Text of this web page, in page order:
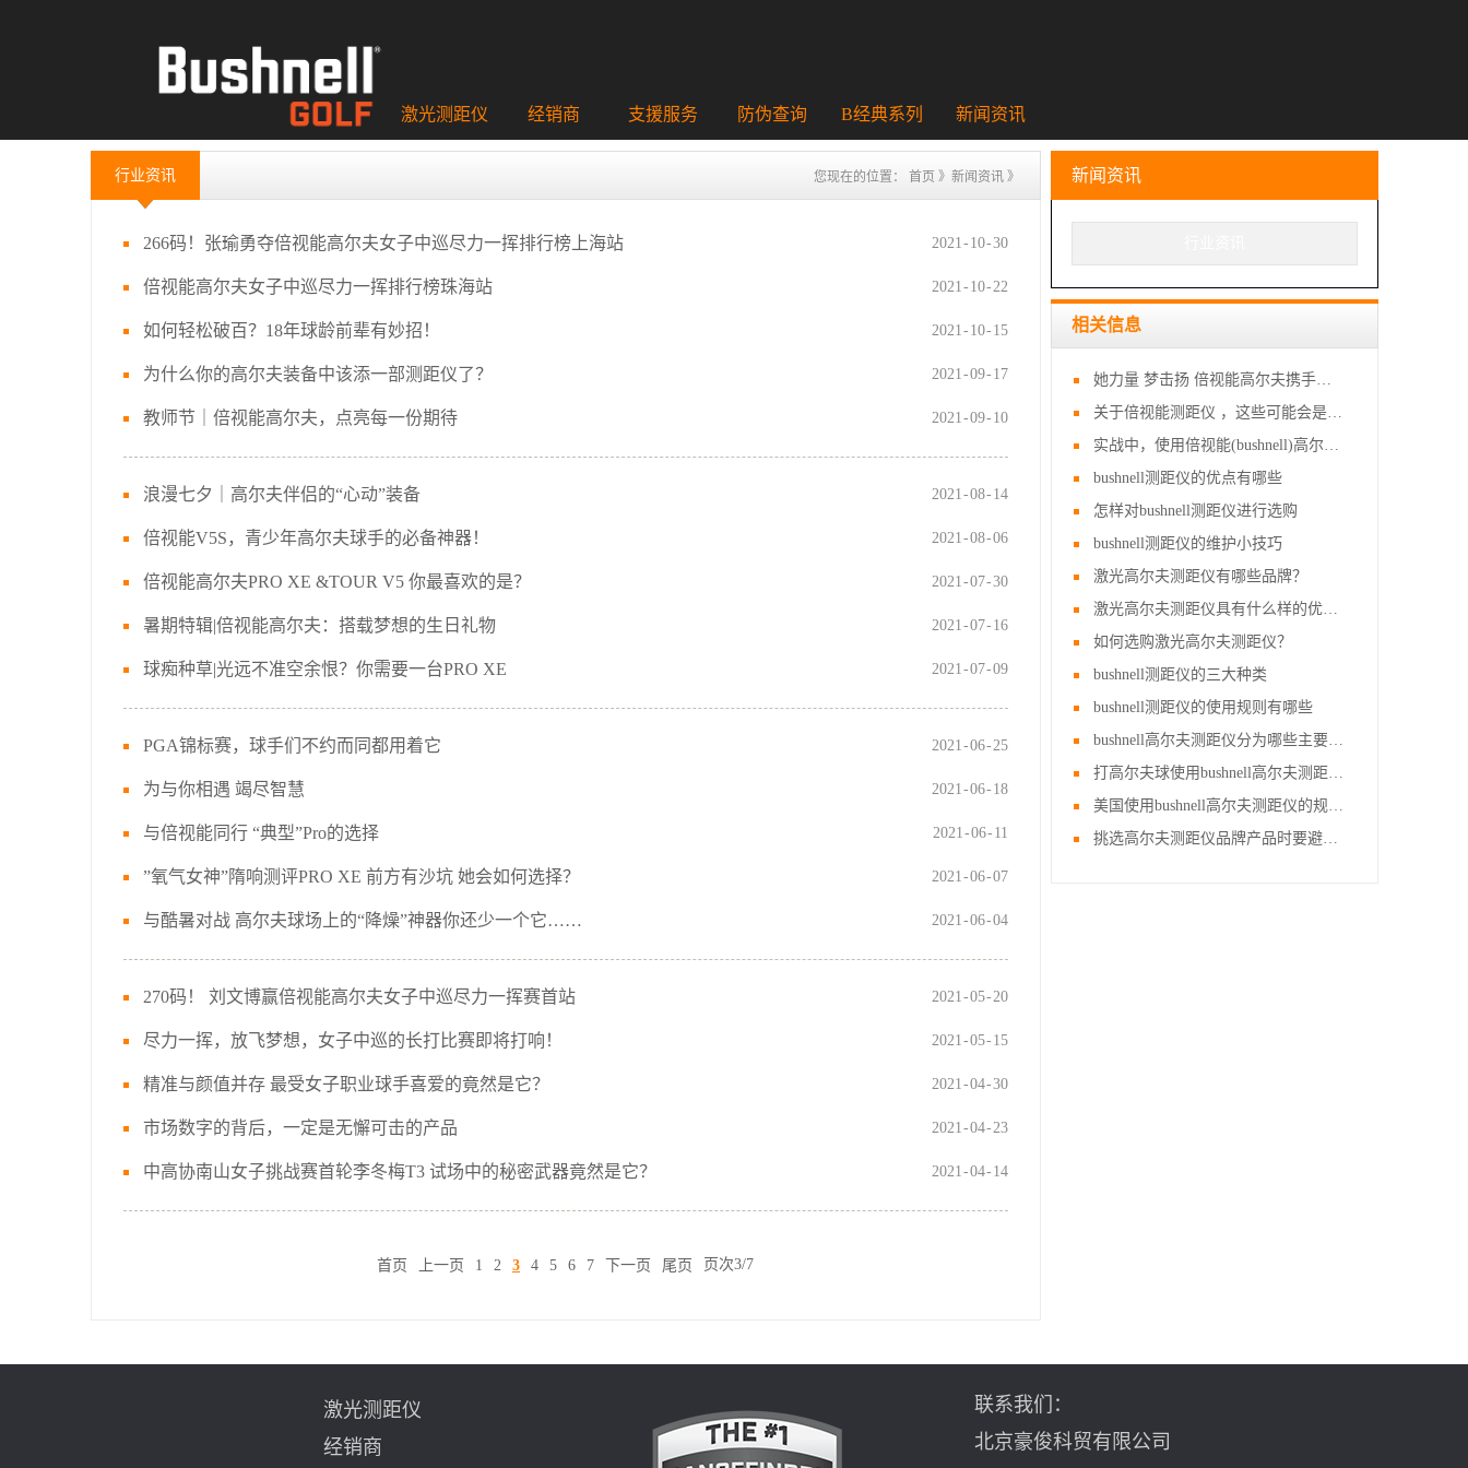
激光测距仪 经销商 支援服务 防伪查询 B经典系列 新闻资讯
新闻资讯
相关信息
她力量 梦击扬 倍视能高尔夫携手女子中巡推动女子高尔夫运动发展
关于倍视能测距仪 ，这些可能会是你最想问的
实战中，使用倍视能(bushnell)高尔夫测距仪攻略
bushnell测距仪的优点有哪些
怎样对bushnell测距仪进行选购
bushnell测距仪的维护小技巧
激光高尔夫测距仪有哪些品牌？
激光高尔夫测距仪具有什么样的优势？
如何选购激光高尔夫测距仪？
bushnell测距仪的三大种类
bushnell测距仪的使用规则有哪些
bushnell高尔夫测距仪分为哪些主要的类型
打高尔夫球使用bushnell高尔夫测距仪的好处
美国使用bushnell高尔夫测距仪的规则有哪些
挑选高尔夫测距仪品牌产品时要避免哪些误区？
行业资讯 您现在的位置： 首页 》 新闻资讯 》
266码！张瑜勇夺倍视能高尔夫女子中巡尽力一挥排行榜上海站 2021- 10-30
倍视能高尔夫女子中巡尽力一挥排行榜珠海站 2021- 10-22
如何轻松破百？18年球龄前辈有妙招！ 2021- 10- 15
为什么你的高尔夫装备中该添一部测距仪了？ 2021-09- 17
教师节｜倍视能高尔夫，点亮每一份期待 2021-09- 10
浪漫七夕｜高尔夫伴侣的“心动”装备 2021-08- 14
倍视能V5S，青少年高尔夫球手的必备神器！ 2021-08-06
倍视能高尔夫PRO XE &TOUR V5 你最喜欢的是？ 2021-07-30
暑期特辑|倍视能高尔夫：搭载梦想的生日礼物 2021-07- 16
球痴种草|光远不准空余恨？你需要一台PRO XE 2021-07-09
PGA锦标赛，球手们不约而同都用着它 2021-06-25
为与你相遇 竭尽智慧 2021-06- 18
与倍视能同行 “典型”Pro的选择 2021-06- 11
”氧气女神”隋响测评PRO XE 前方有沙坑 她会如何选择？ 2021-06-07
与酷暑对战 高尔夫球场上的“降燥”神器你还少一个它…… 2021-06-04
270码！ 刘文博赢倍视能高尔夫女子中巡尽力一挥赛首站 2021-05-20
尽力一挥，放飞梦想，女子中巡的长打比赛即将打响！ 2021-05- 15
精准与颜值并存 最受女子职业球手喜爱的竟然是它？ 2021-04-30
市场数字的背后，一定是无懈可击的产品 2021-04-23
中高协南山女子挑战赛首轮李冬梅T3 试场中的秘密武器竟然是它？ 2021-04- 14
首页 上一页 1 2 3 4 5 6 7 下一页 尾页 页次3/7
激光测距仪
经销商
联系我们：
北京豪俊科贸有限公司